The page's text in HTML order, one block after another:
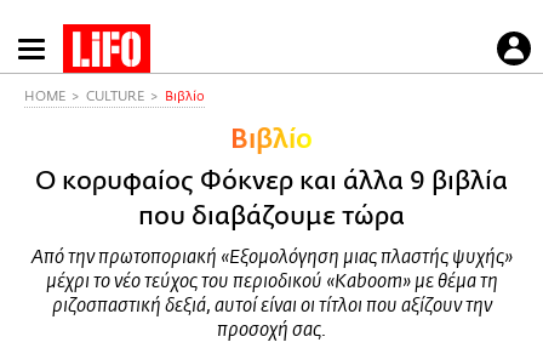
Παράκαμψη
προς
HOME CULTURE Βιβλίο
Βιβλίο
Ο κορυφαίος Φόκνερ και άλλα 9 βιβλία
που διαβάζουμε τώρα
Από την πρωτοποριακή «Εξομολόγηση μιας πλαστής ψυχής»
μέχρι το νέο τεύχος του περιοδικού «Kaboom» με θέμα τη
ριζοσπαστική δεξιά, αυτοί είναι οι τίτλοι που αξίζουν την
προσοχή σας.